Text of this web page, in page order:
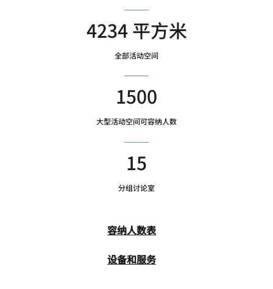
4234 平方米
全部活动空间
1500
大型活动空间可容纳人数
15
分组讨论室
容纳人数表
设备和服务